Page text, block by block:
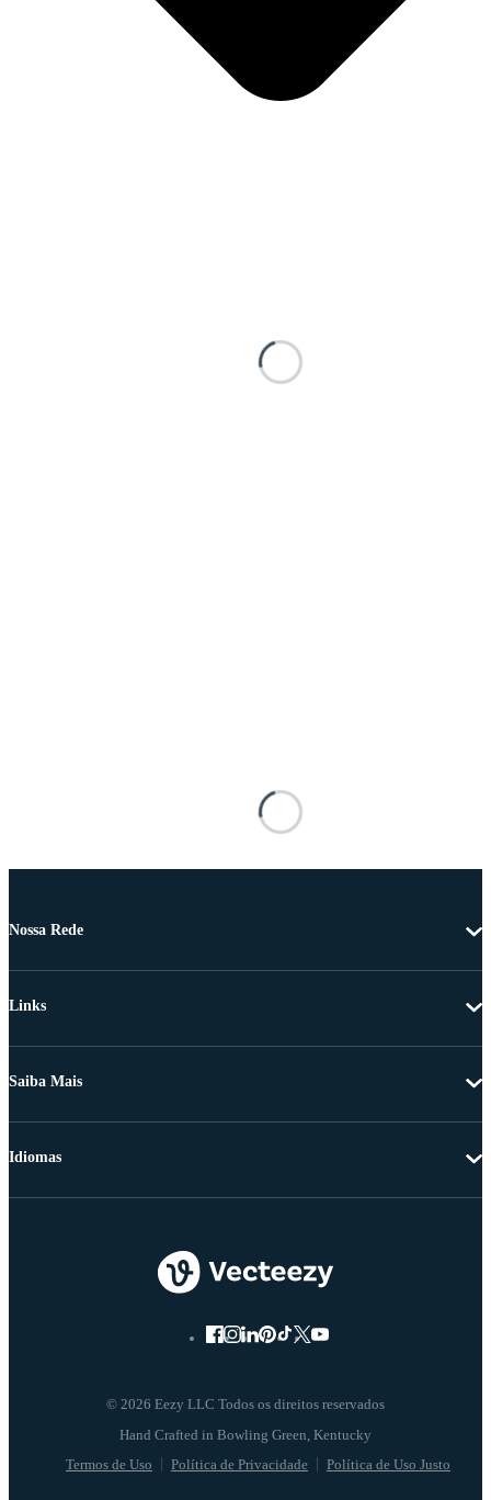
Nossa Rede
Links
Saiba Mais
© 2026 Eezy LLC Todos os direitos reservados
Termos de Uso Política de Privacidade Política de Uso Justo
Idiomas